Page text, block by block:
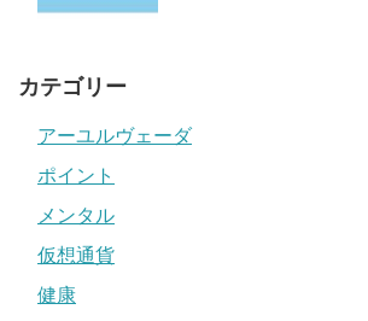
カテゴリー
アーユルヴェーダ
ポイント
メンタル
仮想通貨
健康